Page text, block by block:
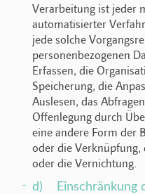
Verarbeitung ist jeder
automatisierter
jede solche
personenbezogenen
Erfassen, die
Speicherung, die
Auslesen, das
Offenlegung durch
eine andere Form der
oder die Verknüpfung,
oder die Vernichtung.
d) Einschränkung